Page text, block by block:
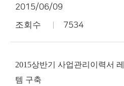
2015/06/09
조회수 7534
2015상반기 사업관리이력서
템 구축